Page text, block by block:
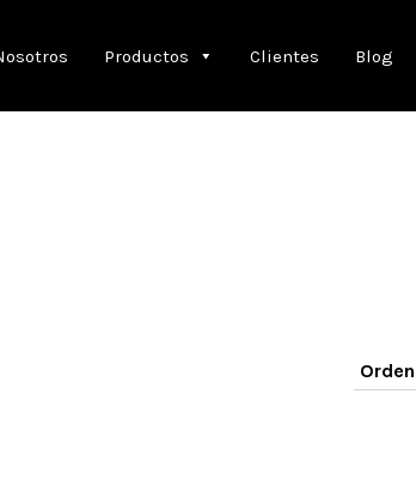
Productos Clientes Blog